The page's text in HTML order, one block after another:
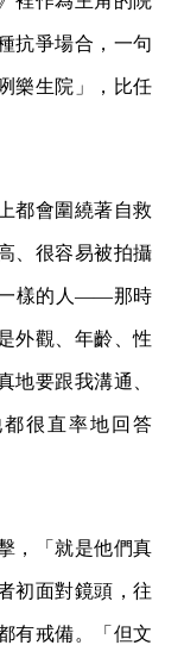
抗爭場合，一句
樂生院」，比任
都會圍繞著自救
、很容易被拍攝
一樣的人——那時
外觀、年齡、性
地要跟我溝通、
很直率地回答
，「就是他們真
初面對鏡頭，往
有戒備。「但文